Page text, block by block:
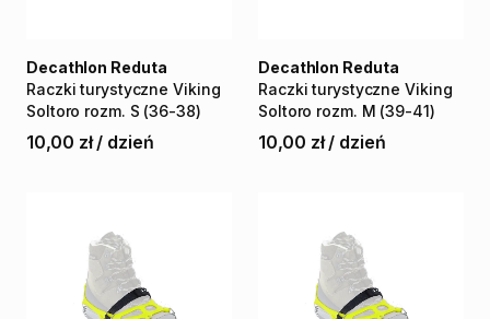
Raczki turystyczne Viking
Soltoro rozm. S (36-38)
Decathlon Reduta
10,00 zł / dzień
Raczki turystyczne Viking
Soltoro rozm. M (39-41)
Decathlon Reduta
10,00 zł / dzień